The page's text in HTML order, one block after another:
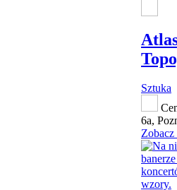
Sztuka
6a,
Zobacz